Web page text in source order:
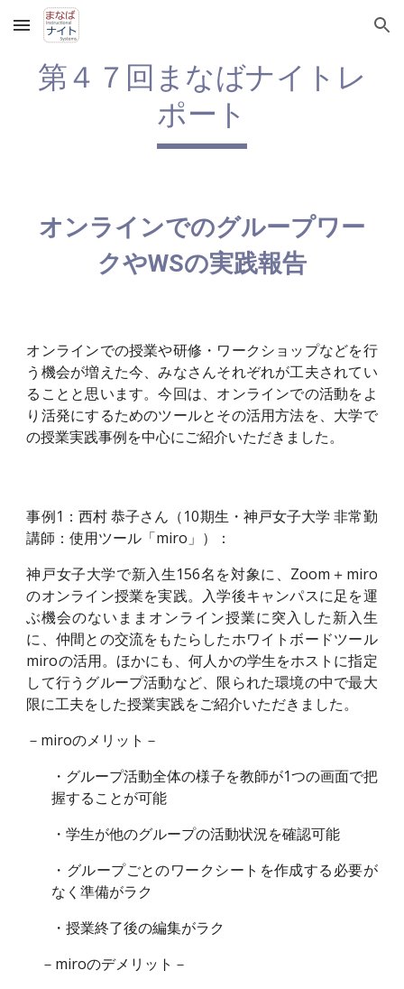
Skip to main content Skip to navigation
第４７回まなばナイトレ
ポート
オンラインでのグループワー
クやWSの実践報告
オンラインでの授業や研修・ワークショップなどを行
う機会が増えた今、みなさんそれぞれが工夫されてい
ることと思います。今回は、オンラインでの活動をよ
り活発にするためのツールとその活用方法を、大学で
の授業実践事例を中心にご紹介いただきました。
事例1：西村 恭子さん（10期生・神戸女子大学 非常勤
講師：使用ツール「miro」）：
神戸女子大学で新入生156名を対象に、 Zoom＋miro
のオンライン授業を実践。入学後キャンパスに足を運
ぶ機会のないままオンライン授業に突入した新入生
に、仲間との交流をもたらしたホワイトボードツール
miroの活用。ほかにも、何人かの学生をホストに指定
して行うグループ活動など、限られた環境の中で最大
限に工夫をした授業実践をご紹介いただきました。
－miroのメリット－
・グループ活動全体の様子を教師が1つの画面で把
握することが可能
・学生が他のグループの活動状況を確認可能
・グループごとのワークシートを作成する必要が
なく準備がラク
・授業終了後の編集がラク
－miroのデメリット－